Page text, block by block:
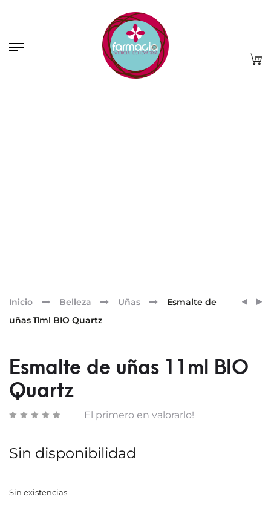
PINK
RED
Inicio Belleza Uñas
Esmalte de
uñas 11ml BIO Quartz
Esmalte de uñas 11ml BIO
Quartz
El primero en valorarlo!
Sin disponibilidad
Sin existencias